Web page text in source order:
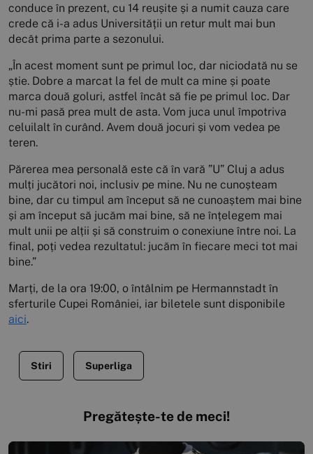
conduce în prezent, cu 14 reușite și a numit cauza care
crede că i-a adus Universității un retur mult mai bun
decât prima parte a sezonului.
„În acest moment sunt pe primul loc, dar niciodată nu se
știe. Dobre a marcat la fel de mult ca mine și poate
marca două goluri, astfel încât să fie pe primul loc. Dar
nu-mi pasă prea mult de asta. Vom juca unul împotriva
celuilalt în curând. Avem două jocuri și vom vedea pe
teren.
Părerea mea personală este că în vară ”U” Cluj a adus
mulți jucători noi, inclusiv pe mine. Nu ne cunoșteam
bine, dar cu timpul am început să ne cunoaștem mai bine
și am început să jucăm mai bine, să ne înțelegem mai
mult unii pe alții și să construim o conexiune între noi. La
final, poți vedea rezultatul: jucăm în fiecare meci tot mai
bine.”
Marți, de la ora 19:00, o întâlnim pe Hermannstadt în
sferturile Cupei României, iar biletele sunt disponibile
aici.
Stiri Superliga
Pregătește-te de meci!